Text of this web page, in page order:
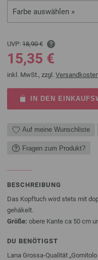
Farbe auswählen »
UVP: 18,90 €
15,35 €
inkl. MwSt., zzgl.
IN DEN
Auf meine Wunschliste
Fragen zum Produkt?
BESCHREIBUNG
Das Kopftuch wird stets mit
gehäkelt.
Größe: obere Kante ca 50 cm
DU BENÖTIGST
Lana Grossa-Qualität